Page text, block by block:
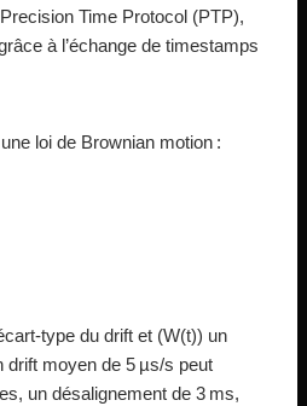
Time Protocol (PTP),
à l’échange de timestamps
loi de Brownian motion :
type du drift et (W(t)) un
drift moyen de 5 µs/s peut
un désalignement de 3 ms,